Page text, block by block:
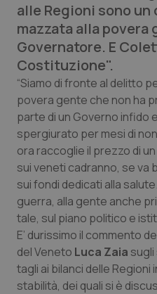
Professionisti
Abruzzo
Basilicata
Calabria
Campania
Emilia-Romagna
Friuli Venezia Giulia
Lazio
QS Pro Gold
Artrite & artrosi
Asma & BPCO
Car-T
Colesterolo &
Dermatite Atopica
Diabete &
QS Club Newsletter
alle Regioni sono
mazzata alla povera
Governatore. E
Costituzione".
“Siamo di fronte al delitto
povera gente che non ha
parte di un Governo infido
spergiurato per mesi di
ora raccoglie il prezzo di
sui veneti cadranno, se va
sui fondi dedicati alla
guerra, alla gente anche
tale, sul piano politico e
E’ durissimo il commento
del Veneto Luca Zaia sugli
tagli ai bilanci delle Regioni
stabilità, dei quali si è